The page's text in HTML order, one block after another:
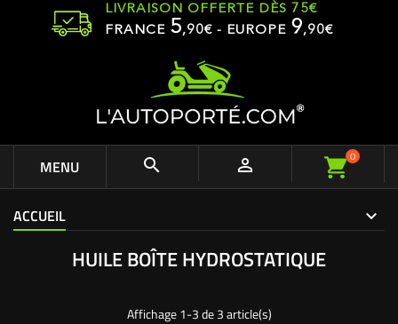
LIVRAISON OFFERTE DÈS 75€
FRANCE 5,90€ - EUROPE 9,90€
MENU   0
ACCUEIL
HUILE BOÎTE HYDROSTATIQUE
Affichage 1-3 de 3 article(s)